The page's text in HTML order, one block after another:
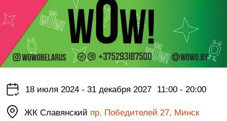
18 июля 2024 - 31 декабря 2027 11:00 - 20:00
ЖК Славянский пр. Победителей 27, Минск